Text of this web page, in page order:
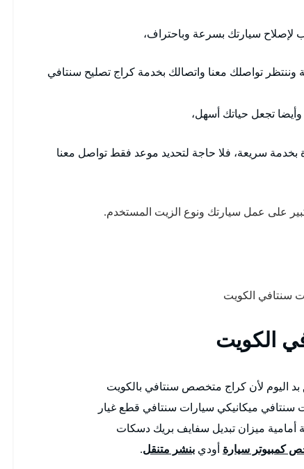
سيارتك بسرعة وباحتراف،
تواصلك معنا واتصالك بخدمة كراج تصليح سنتافي
وأيضا تجعل حياتك أسهل،
بخدمة سريعة، فلا حاجة لتحديد موعد فقط تواصل معنا
على عمل سيارتك ونوع الزيت المستخدم.
سنتافي الكويت
الكويت
اليوم لأن كراج متخصص سنتافي بالكويت
ميكانيكي سيارات سنتافي قطع غيار
أمامية ميزان تبديل سفايف بريك دسكات
كمبيوتر سيارة أودي بنشر متنقل.